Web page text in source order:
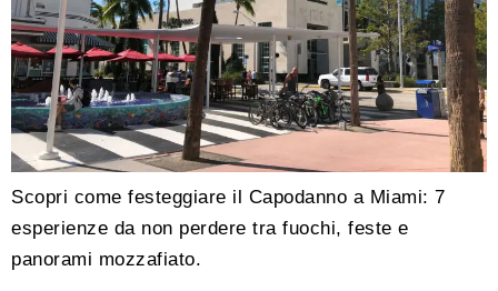
Scopri come festeggiare il Capodanno a Miami: 7
esperienze da non perdere tra fuochi, feste e
panorami mozzafiato.